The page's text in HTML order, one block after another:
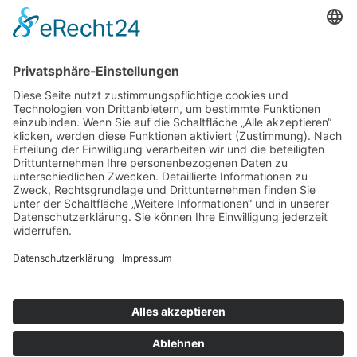
Sitemap
Home
Service & Mechanik
Karosserie & Lack
Fahrzeug-Verkauf
Karriere
Über uns
Kontakt